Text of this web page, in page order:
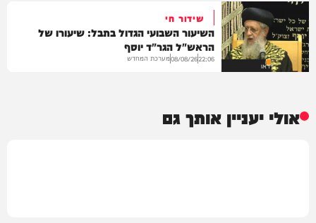
וידאו
שידור חי
השיעור השבועי הגדול בתבל: שיעורו של
הראש"ל הגר"ד יוסף
22:06
08/08/26מערכת המחדש
אולי יעניין אותך גם